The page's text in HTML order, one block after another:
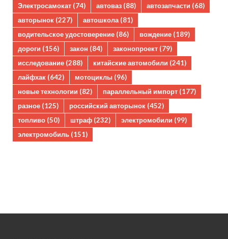
Электросамокат (74) автоваз (88) автозапчасти (68)
авторынок (227) автошкола(81)
водительское удостоверение (86) вождение (189)
дороги (156) закон (84) законопроект (79)
исследование (288) китайские автомобили (241)
лайфхак (642) мотоциклы (96)
новые технологии (82) параллельный импорт (177)
разное (125) российский авторынок (452)
топливо (50) штраф (232) электромобили (99)
электромобиль (151)